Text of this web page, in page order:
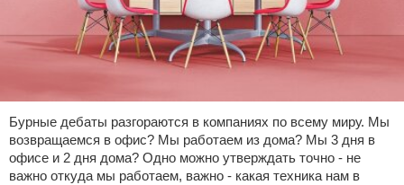
Бурные дебаты разгораются в компаниях по всему миру. Мы
возвращаемся в офис? Мы работаем из дома? Мы 3 дня в
офисе и 2 дня дома? Одно можно утверждать точно - не
важно откуда мы работаем, важно - какая техника нам в